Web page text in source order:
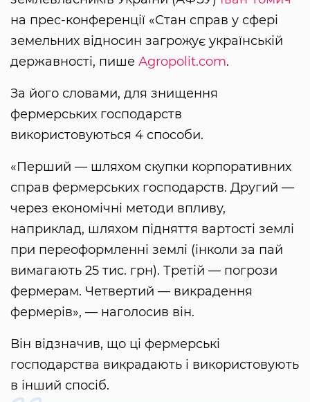
на прес-конференції «Стан справ у сфері
земельних відносин загрожує українській
державності, пише Аgropolit.com.
За його словами, для знищення
фермерських господарств
використовуються 4 способи.
«Перший — шляхом скупки корпоративних
справ фермерських господарств. Другий —
через економічні методи впливу,
наприклад, шляхом підняття вартості землі
при переоформленні землі (інколи за пай
вимагають 25 тис. грн). Третій — погрози
фермерам. Четвертий — викрадення
фермерів», — наголосив він.
Він відзначив, що ці фермерські
господарства викрадають і використовують
в інший спосіб.